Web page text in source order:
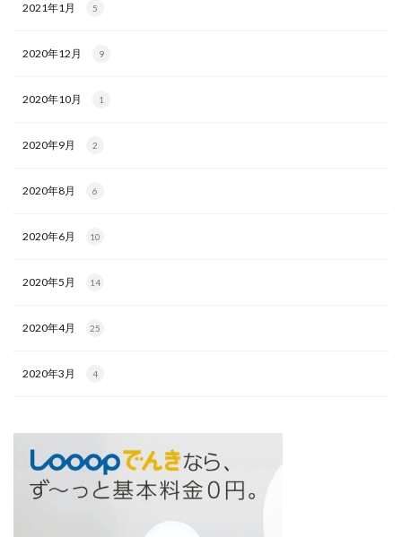
2021年1月 5
2020年12月 9
2020年10月 1
2020年9月 2
2020年8月 6
2020年6月 10
2020年5月 14
2020年4月 25
2020年3月 4